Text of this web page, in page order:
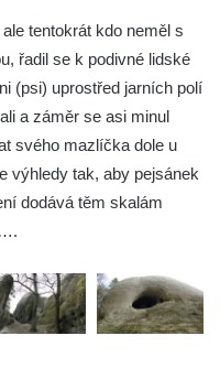
tentokrát kdo neměl s
řadil se k podivné lidské
(psi) uprostřed jarních polí
a záměr se asi minul
svého mazlíčka dole u
výhledy tak, aby pejsánek
dodává těm skalám